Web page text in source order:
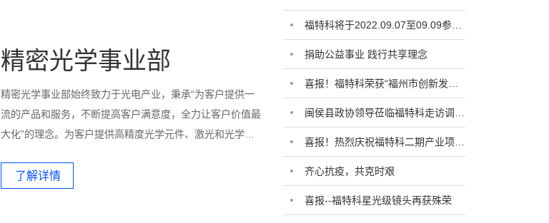
精密光学事业部
精密光学事业部始终致力于光电产业，秉承“为客户提供一
流的产品和服务，不断提高客户满意度，全力让客户价值最
大化”的理念。为客户提供高精度光学元件、激光和光学晶
学系统凯发一触即发的解决方案。公司产品主要应用于精密
了解详情
福特科将于2022.09.07至09.09参加2022中国国际光电博览会
捐助公益事业 践行共享理念
喜报！福特科荣获“福州市创新发展优秀企业”奖
闽侯县政协领导莅临福特科走访调研 -“数字经济”建设
喜报！热烈庆祝福特科二期产业项目开工仪式顺利举行！
齐心抗疫，共克时艰
喜报--福特科星光级镜头再获殊荣